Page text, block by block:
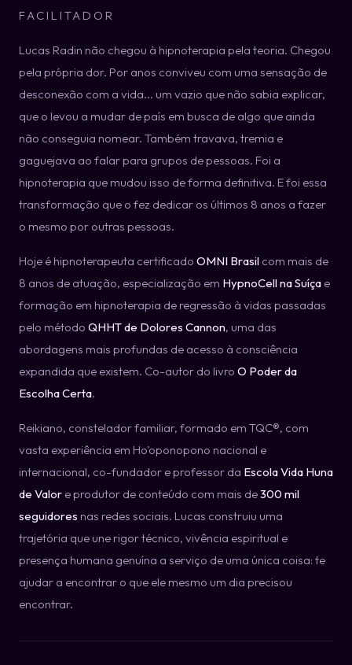
FACILITADOR
Lucas Radin não chegou à hipnoterapia pela teoria. Chegou
pela própria dor. Por anos conviveu com uma sensação de
desconexão com a vida... um vazio que não sabia explicar,
que o levou a mudar de país em busca de algo que ainda
não conseguia nomear. Também travava, tremia e
gaguejava ao falar para grupos de pessoas. Foi a
hipnoterapia que mudou isso de forma definitiva. E foi essa
transformação que o fez dedicar os últimos 8 anos a fazer
o mesmo por outras pessoas.
Hoje é hipnoterapeuta certificado OMNI Brasil com mais de
8 anos de atuação, especialização em HypnoCell na Suíça e
formação em hipnoterapia de regressão à vidas passadas
pelo método QHHT de Dolores Cannon, uma das
abordagens mais profundas de acesso à consciência
expandida que existem. Co-autor do livro O Poder da
Escolha Certa.
Reikiano, constelador familiar, formado em TQC®, com
vasta experiência em Ho'oponopono nacional e
internacional, co-fundador e professor da Escola Vida Huna
de Valor e produtor de conteúdo com mais de300 mil
seguidores nas redes sociais. Lucas construiu uma
trajetória que une rigor técnico, vivência espiritual e
presença humana genuína a serviço de uma única coisa: te
ajudar a encontrar o que ele mesmo um dia precisou
encontrar.